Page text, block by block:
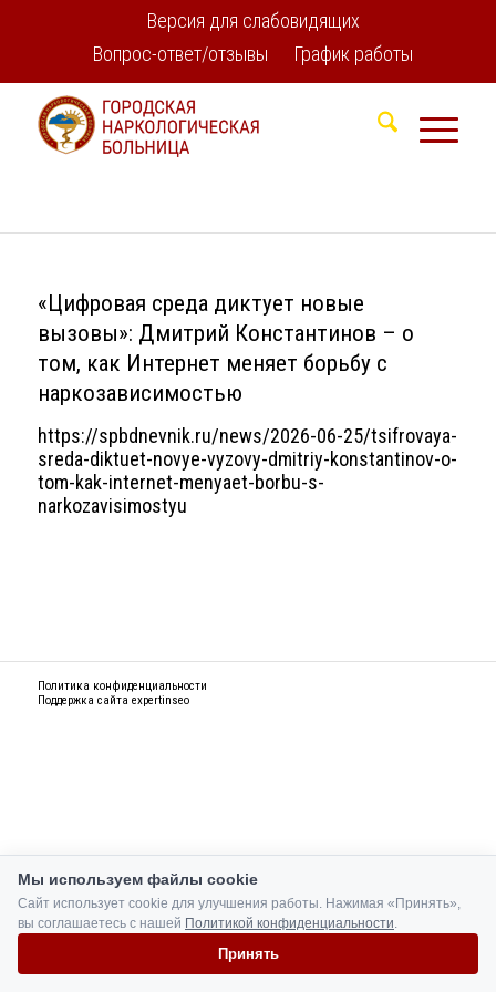
Версия для слабовидящих
Вопрос-ответ/отзывы
График работы
«Цифровая среда диктует новые
вызовы»: Дмитрий Константинов – о
том, как Интернет меняет борьбу с
наркозависимостью
https://spbdnevnik.ru/news/2026-06-25/tsifrovaya-
sreda-diktuet-novye-vyzovy-dmitriy-konstantinov-o-
tom-kak-internet-menyaet-borbu-s-
narkozavisimostyu
Политика конфиденциальности
Поддержка сайта expertinseo
Мы используем файлы cookie
Сайт использует cookie для улучшения работы. Нажимая «Принять»,
вы соглашаетесь с нашей Политикой конфиденциальности.
Принять